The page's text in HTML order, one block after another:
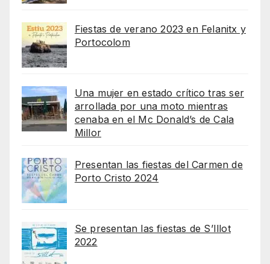
Fiestas de verano 2023 en Felanitx y
Portocolom
Una mujer en estado crítico tras ser
arrollada por una moto mientras
cenaba en el Mc Donald’s de Cala
Millor
Presentan las fiestas del Carmen de
Porto Cristo 2024
Se presentan las fiestas de S’Illot
2022